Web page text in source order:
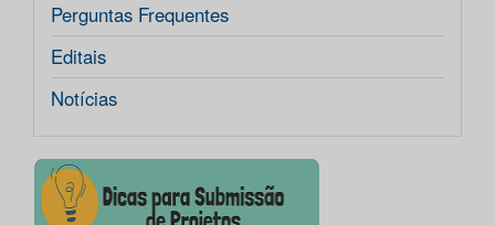
Perguntas Frequentes
Editais
Notícias